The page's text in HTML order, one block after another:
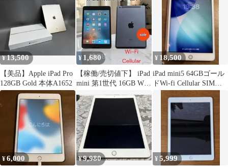
¥13,500
【美品】Apple iPad Pro
128GB Gold 本体A1652
¥ 1,680
【稼働/売切値下】 iPad
mini 第1世代 16GB Wi-
Fi セルラー
¥ 18,500
iPad mini5 64GBゴール
ドWi-fi Cellular SIMフ
リー
¥6,000 ¥9,980 ¥5,999